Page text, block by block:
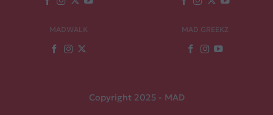
MADWALK MAD GREEKZ
Copyright 2025 - MAD